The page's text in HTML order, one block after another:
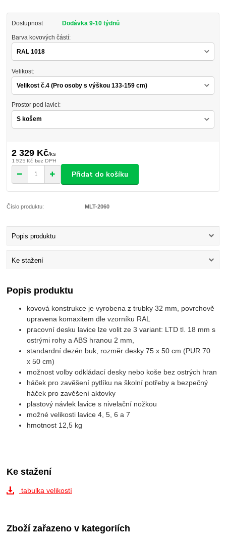
Dostupnost Dodávka 9-10 týdnů
Barva kovových částí:
Velikost:
Prostor pod lavicí:
2 329 Kč/ks
1 925 Kč bez DPH
Přidat do košíku
Číslo produktu: MLT-2060
Popis produktu
Ke stažení
Popis produktu
kovová konstrukce je vyrobena z trubky 32 mm, povrchově
upravena komaxitem dle vzorníku RAL
pracovní desku lavice lze volit ze 3 variant: LTD tl. 18 mm s
ostrými rohy a ABS hranou 2 mm,
standardní dezén buk, rozměr desky 75 x 50 cm (PUR 70
x 50 cm)
možnost volby odkládací desky nebo koše bez ostrých hran
háček pro zavěšení pytlíku na školní potřeby a bezpečný
háček pro zavěšení aktovky
plastový návlek lavice s nivelační nožkou
možné velikosti lavice 4, 5, 6 a 7
hmotnost 12,5 kg
Ke stažení
tabulka velikostí
Zboží zařazeno v kategoriích